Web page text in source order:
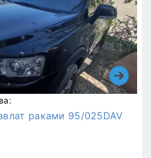
раками 95/025DAV